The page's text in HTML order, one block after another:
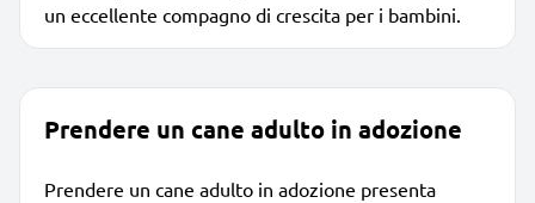
un eccellente compagno di crescita per i bambini.
Prendere un cane adulto in adozione
Prendere un cane adulto in adozione presenta